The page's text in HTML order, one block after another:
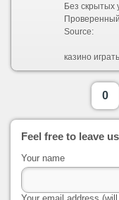
Без
Проверенный
Source:
казино играть
0
Feel free to leave
Your name